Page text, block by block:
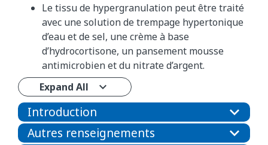
Le tissu de hypergranulation peut être traité
avec une solution de trempage hypertonique
d’eau et de sel, une crème à base
d’hydrocortisone, un pansement mousse
antimicrobien et du nitrate d’argent.
Expand All
Introduction
Autres renseignements